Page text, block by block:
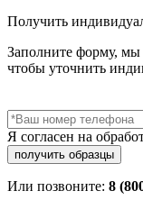
Получить
Заполните форму, мы
чтобы уточнить
Я согласен на
Или позвоните: 8